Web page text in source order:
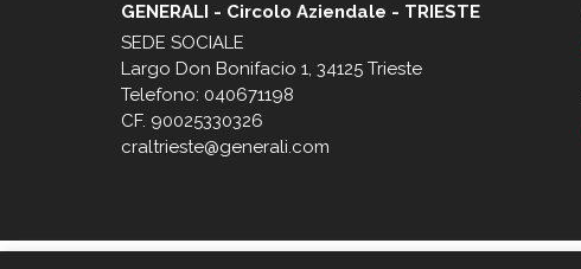
GENERALI - Circolo Aziendale - TRIESTE
SEDE SOCIALE
Largo Don Bonifacio 1, 34125 Trieste
Telefono: 040671198
CF. 90025330326
craltrieste@generali.com